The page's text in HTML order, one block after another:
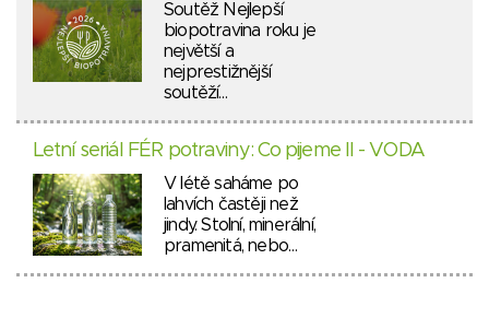
Soutěž Nejlepší
biopotravina roku je
největší a
nejprestižnější
soutěží…
Letní seriál FÉR potraviny: Co pijeme II - VODA
V létě saháme po
lahvích častěji než
jindy. Stolní, minerální,
pramenitá, nebo…